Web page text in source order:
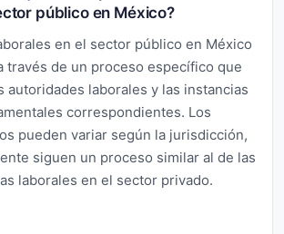
público en México?
en el sector público en México
través de un proceso específico que
autoridades laborales y las instancias
correspondientes. Los
pueden variar según la jurisdicción,
siguen un proceso similar al de las
laborales en el sector privado.